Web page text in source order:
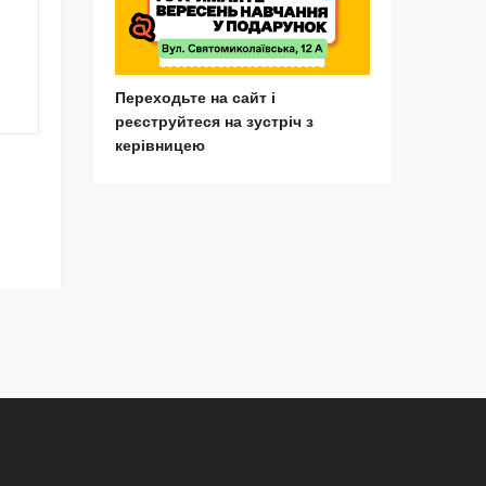
Переходьте на сайт і
реєструйтеся на зустріч з
керівницею